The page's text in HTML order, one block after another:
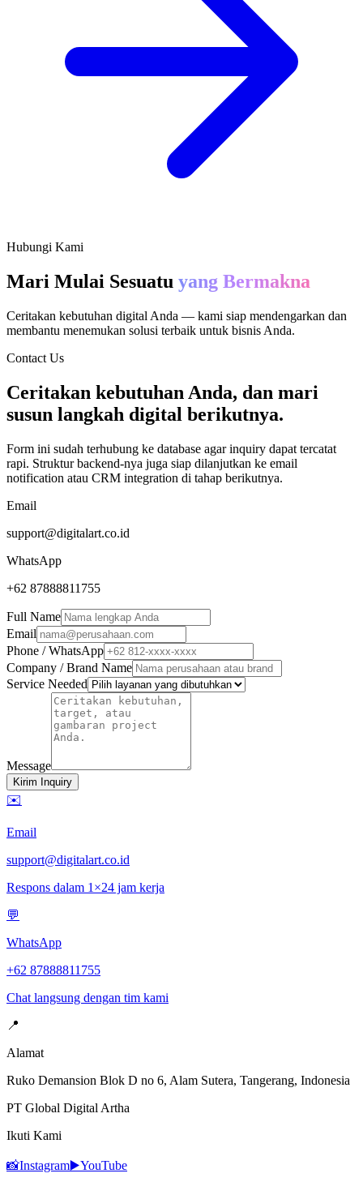
Hubungi Kami
Mari Mulai Sesuatu yang Bermakna
Ceritakan kebutuhan digital Anda — kami siap mendengarkan dan
membantu menemukan solusi terbaik untuk bisnis Anda.
Contact Us
Ceritakan kebutuhan Anda, dan mari
susun langkah digital berikutnya.
Form ini sudah terhubung ke database agar inquiry dapat tercatat
rapi. Struktur backend-nya juga siap dilanjutkan ke email
notification atau CRM integration di tahap berikutnya.
Email
support@digitalart.co.id
WhatsApp
+62 87888811755
Full Name
Email
Phone / WhatsApp
Company / Brand Name
Service Needed
Message
Kirim Inquiry
✉️
Email
support@digitalart.co.id
Respons dalam 1×24 jam kerja
💬
WhatsApp
+62 87888811755
Chat langsung dengan tim kami
📍
Alamat
Ruko Demansion Blok D no 6, Alam Sutera, Tangerang, Indonesia
PT Global Digital Artha
Ikuti Kami
📸Instagram▶️YouTube